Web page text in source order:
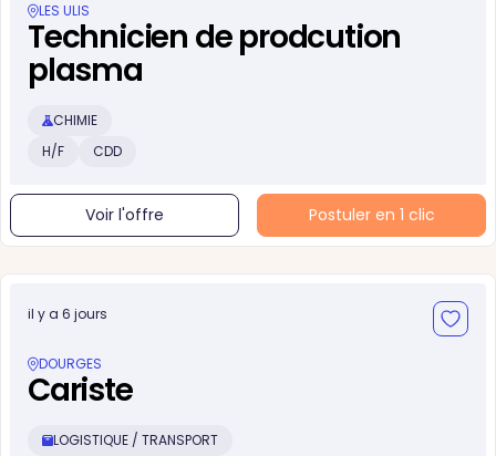
LES ULIS
Technicien de prodcution
plasma
CHIMIE
H/F
CDD
Voir l'offre Postuler en 1 clic
il y a 6 jours
DOURGES
Cariste
LOGISTIQUE / TRANSPORT